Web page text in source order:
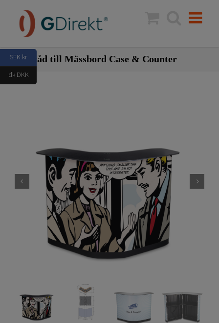
innehållet
Bildvåd till Mässbord Case & Counter
SEK kr
dk DKK